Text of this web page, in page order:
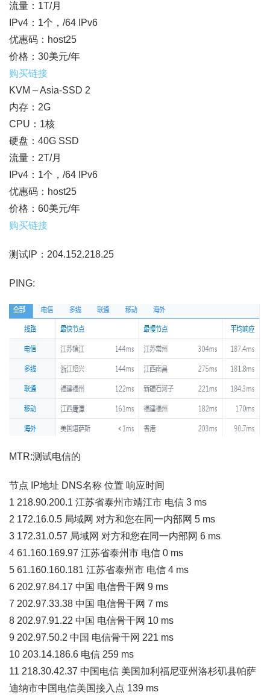
流量：1T/月
IPv4：1个，/64 IPv6
优惠码：host25
价格：30美元/年
购买链接
KVM – Asia-SSD 2
内存：2G
CPU：1核
硬盘：40G SSD
流量：2T/月
IPv4：1个，/64 IPv6
优惠码：host25
价格：60美元/年
购买链接
测试IP：204.152.218.25
PING:
MTR:测试电信的
节点 IP地址 DNS名称 位置 响应时间
1 218.90.200.1 江苏省泰州市靖江市 电信 3 ms
2 172.16.0.5 局域网 对方和您在同一内部网 5 ms
3 172.31.0.57 局域网 对方和您在同一内部网 6 ms
4 61.160.169.97 江苏省泰州市 电信 0 ms
5 61.160.160.181 江苏省泰州市 电信 4 ms
6 202.97.84.17 中国 电信骨干网 9 ms
7 202.97.33.38 中国 电信骨干网 7 ms
8 202.97.91.22 中国 电信骨干网 10 ms
9 202.97.50.2 中国 电信骨干网 221 ms
10 203.14.186.6 电信 259 ms
11 218.30.42.37 中国电信 美国加利福尼亚州洛杉矶县帕萨
迪纳市中国电信美国接入点 139 ms